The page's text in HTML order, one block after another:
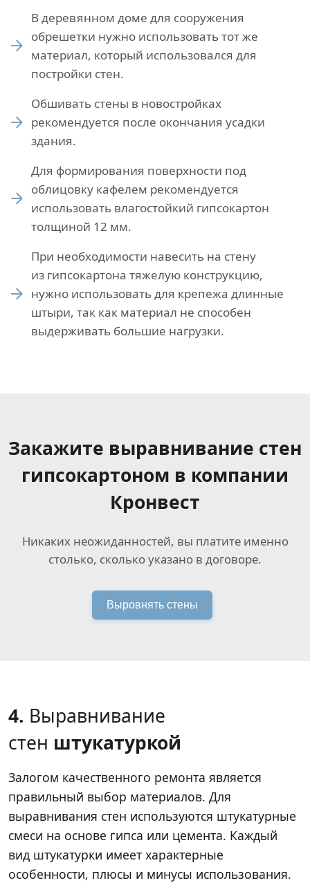
В деревянном доме для сооружения
обрешетки нужно использовать тот же
материал, который использовался для
постройки стен.
Обшивать стены в новостройках
рекомендуется после окончания усадки
здания.
Для формирования поверхности под
облицовку кафелем рекомендуется
использовать влагостойкий гипсокартон
толщиной 12 мм.
При необходимости навесить на стену
из гипсокартона тяжелую конструкцию,
нужно использовать для крепежа длинные
штыри, так как материал не способен
выдерживать большие нагрузки.
Закажите выравнивание стен
гипсокартоном в компании
Кронвест
Никаких неожиданностей, вы платите именно
столько, сколько указано в договоре.
Выровнять стены
4. Выравнивание
стен штукатуркой
Залогом качественного ремонта является
правильный выбор материалов. Для
выравнивания стен используются штукатурные
смеси на основе гипса или цемента. Каждый
вид штукатурки имеет характерные
особенности, плюсы и минусы использования.